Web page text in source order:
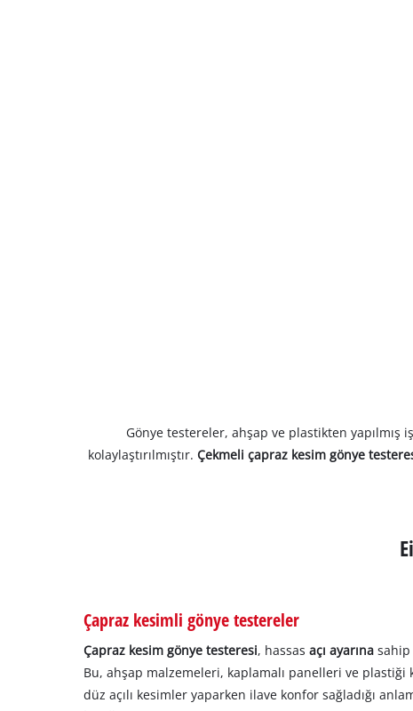
Gönye testereler, ahşap ve plastikten
kolaylaştırılmıştır.Çekmeli çapraz kesim gönye
Çapraz kesimli gönye testereler
Çapraz kesim gönye testeresi, hassasaçı ayarına
Bu, ahşap malzemeleri, kaplamalı panelleri ve plastiği
düz açılı kesimler yaparken ilave konfor sağladığı